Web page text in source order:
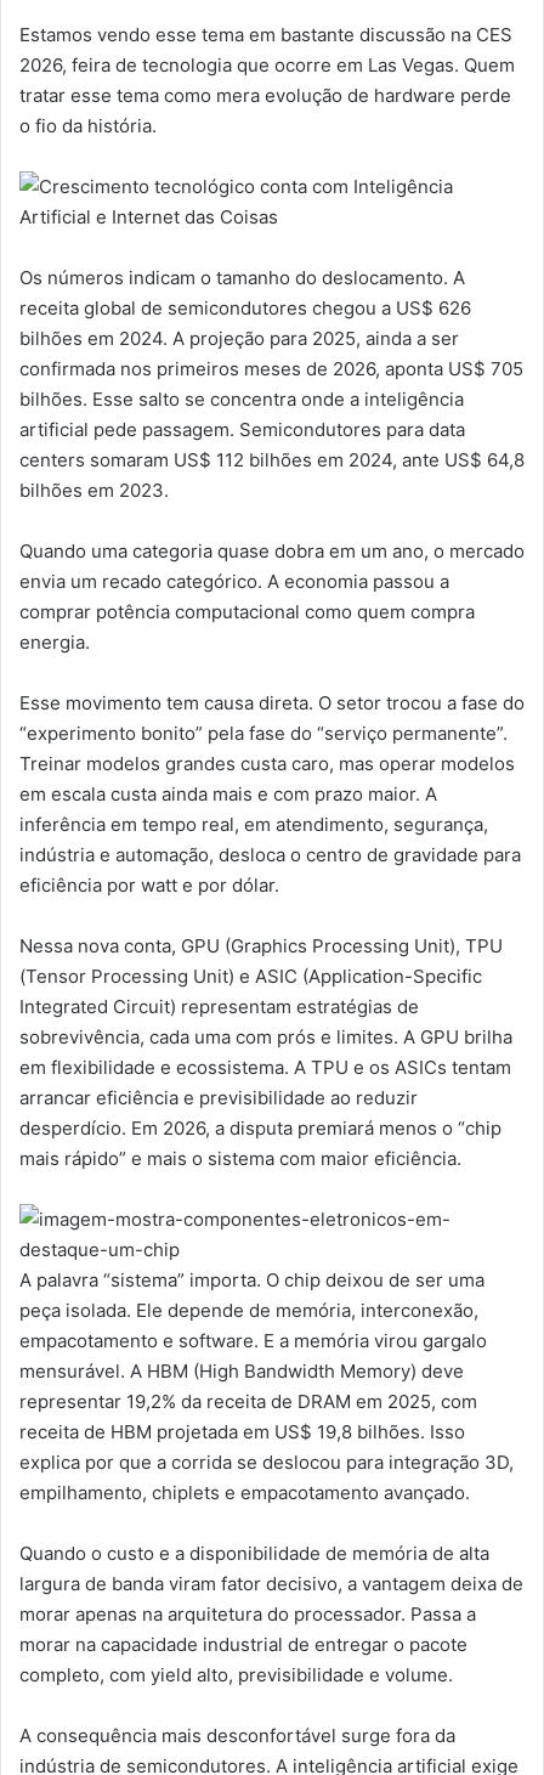
Estamos vendo esse tema em bastante discussão na CES
2026, feira de tecnologia que ocorre em Las Vegas. Quem
tratar esse tema como mera evolução de hardware perde
o fio da história.
Os números indicam o tamanho do deslocamento. A
receita global de semicondutores chegou a US$ 626
bilhões em 2024. A projeção para 2025, ainda a ser
confirmada nos primeiros meses de 2026, aponta US$ 705
bilhões. Esse salto se concentra onde a inteligência
artificial pede passagem. Semicondutores para data
centers somaram US$ 112 bilhões em 2024, ante US$ 64,8
bilhões em 2023.
Quando uma categoria quase dobra em um ano, o mercado
envia um recado categórico. A economia passou a
comprar potência computacional como quem compra
energia.
Esse movimento tem causa direta. O setor trocou a fase do
“experimento bonito” pela fase do “serviço permanente”.
Treinar modelos grandes custa caro, mas operar modelos
em escala custa ainda mais e com prazo maior. A
inferência em tempo real, em atendimento, segurança,
indústria e automação, desloca o centro de gravidade para
eficiência por watt e por dólar.
Nessa nova conta, GPU (Graphics Processing Unit), TPU
(Tensor Processing Unit) e ASIC (Application-Specific
Integrated Circuit) representam estratégias de
sobrevivência, cada uma com prós e limites. A GPU brilha
em flexibilidade e ecossistema. A TPU e os ASICs tentam
arrancar eficiência e previsibilidade ao reduzir
desperdício. Em 2026, a disputa premiará menos o “chip
mais rápido” e mais o sistema com maior eficiência.
A palavra “sistema” importa. O chip deixou de ser uma
peça isolada. Ele depende de memória, interconexão,
empacotamento e software. E a memória virou gargalo
mensurável. A HBM (High Bandwidth Memory) deve
representar 19,2% da receita de DRAM em 2025, com
receita de HBM projetada em US$ 19,8 bilhões. Isso
explica por que a corrida se deslocou para integração 3D,
empilhamento, chiplets e empacotamento avançado.
Quando o custo e a disponibilidade de memória de alta
largura de banda viram fator decisivo, a vantagem deixa de
morar apenas na arquitetura do processador. Passa a
morar na capacidade industrial de entregar o pacote
completo, com yield alto, previsibilidade e volume.
A consequência mais desconfortável surge fora da
indústria de semicondutores. A inteligência artificial exige